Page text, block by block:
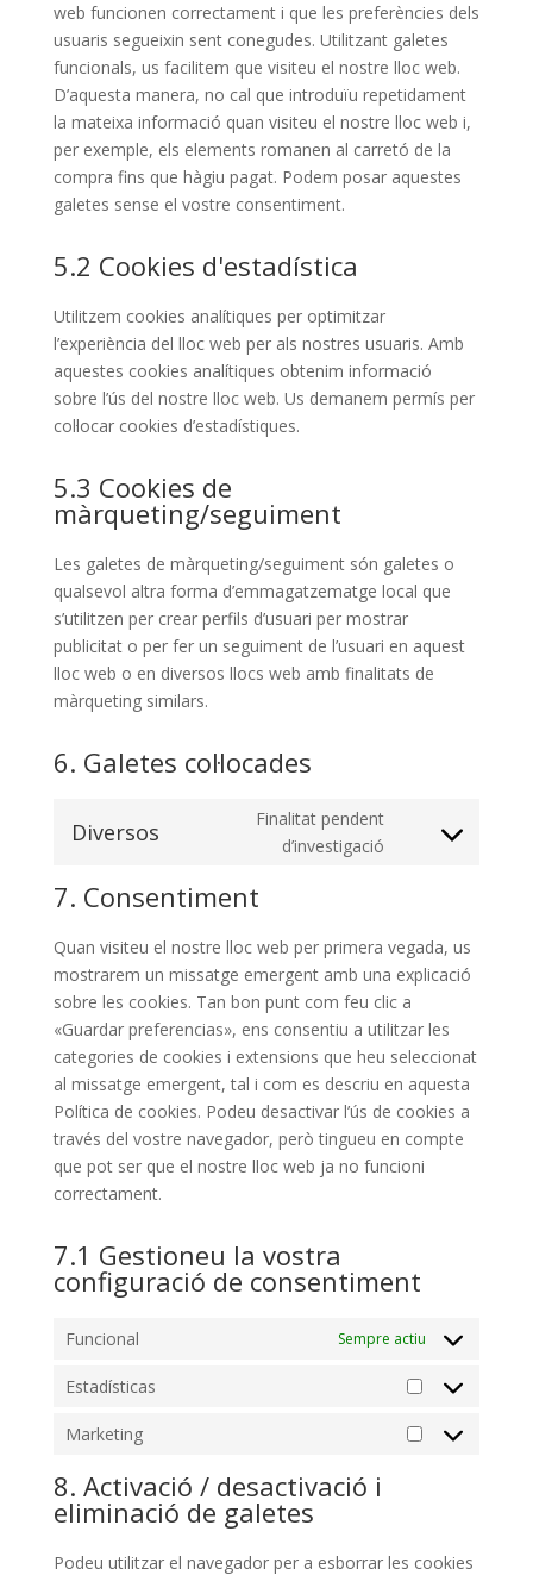
web funcionen correctament i que les preferències dels
usuaris segueixin sent conegudes. Utilitzant galetes
funcionals, us facilitem que visiteu el nostre lloc web.
D’aquesta manera, no cal que introduïu repetidament
la mateixa informació quan visiteu el nostre lloc web i,
per exemple, els elements romanen al carretó de la
compra fins que hàgiu pagat. Podem posar aquestes
galetes sense el vostre consentiment.
5.2 Cookies d'estadística
Utilitzem cookies analítiques per optimitzar
l’experiència del lloc web per als nostres usuaris. Amb
aquestes cookies analítiques obtenim informació
sobre l’ús del nostre lloc web. Us demanem permís per
col·locar cookies d’estadístiques.
5.3 Cookies de
màrqueting/seguiment
Les galetes de màrqueting/seguiment són galetes o
qualsevol altra forma d’emmagatzematge local que
s’utilitzen per crear perfils d’usuari per mostrar
publicitat o per fer un seguiment de l’usuari en aquest
lloc web o en diversos llocs web amb finalitats de
màrqueting similars.
6. Galetes col·locades
Diversos
Finalitat pendent
d’investigació
Consent
7. Consentiment
Quan visiteu el nostre lloc web per primera vegada, us
mostrarem un missatge emergent amb una explicació
sobre les cookies. Tan bon punt com feu clic a
«Guardar preferencias», ens consentiu a utilitzar les
categories de cookies i extensions que heu seleccionat
al missatge emergent, tal i com es descriu en aquesta
Política de cookies. Podeu desactivar l’ús de cookies a
través del vostre navegador, però tingueu en compte
que pot ser que el nostre lloc web ja no funcioni
correctament.
7.1 Gestioneu la vostra
configuració de consentiment
Funcional Sempre actiu
Estadísticas
Estadísticas
Marketing
Marketing
8. Activació / desactivació i
eliminació de galetes
Podeu utilitzar el navegador per a esborrar les cookies